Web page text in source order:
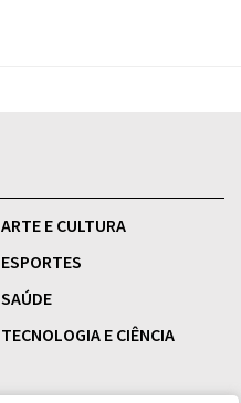
ARTE E CULTURA
ESPORTES
SAÚDE
TECNOLOGIA E CIÊNCIA